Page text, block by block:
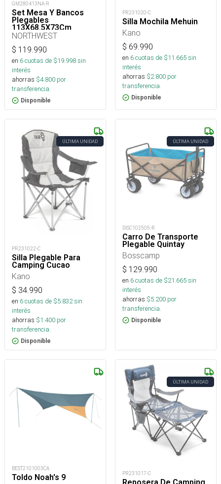
GM280413NA-R
Set Mesa Y Bancos
Plegables
113X68.5X73Cm
NORTHWEST
$ 119.990
en 6cuotas de $19.998sin
interés
ahorras $4.800 por
transferencia.
Disponible
PR231020-C
Silla Mochila Mehuin
Kano
$ 69.990
en 6cuotas de $11.665sin
interés
ahorras $2.800 por
transferencia.
Disponible
ÚLTIMA UNIDAD
PR231022-C
Silla Plegable Para
Camping Cucao
Kano
$ 34.990
en 6cuotas de $5.832sin
interés
ahorras $1.400 por
transferencia.
Disponible
ÚLTIMA UNIDAD
DISC102505-R
Carro De Transporte
Plegable Quintay
Bosscamp
$ 129.990
en 6cuotas de $21.665sin
interés
ahorras $5.200 por
transferencia.
Disponible
BEST2101003CA
Toldo Noah's 9
ÚLTIMA UNIDAD
PR231017-C
Reposera De Camping